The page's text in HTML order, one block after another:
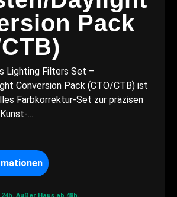
Pack
Lighting Filters Set –
Conversion Pack (CTO/CTB) ist
Farbkorrektur-Set zur präzisen
...